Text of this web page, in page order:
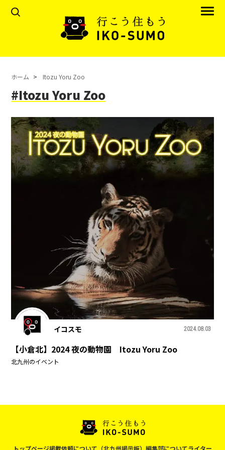
ホーム Itozu Yoru Zoo
#Itozu Yoru Zoo
イコスモ 2024.08.03
【小倉北】2024 夜の動物園 Itozu Yoru Zoo
北九州のイベント
トップページ掲載依頼について（北九州掲示板） 編集部についてライター